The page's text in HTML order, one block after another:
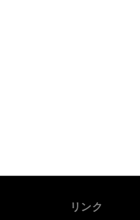
リンク